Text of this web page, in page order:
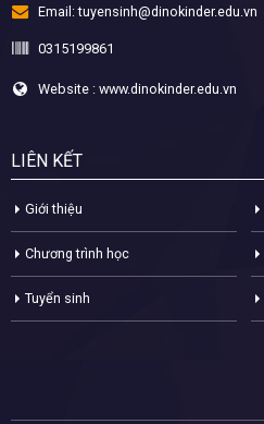
Email: tuyensinh@dinokinder.edu.vn
0315199861
Website : www.dinokinder.edu.vn
LIÊN KẾT
Giới thiệu
Chương trình học
Tuyển sinh